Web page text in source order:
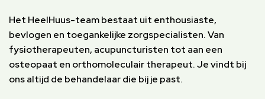
Het HeelHuus-team bestaat uit enthousiaste,
bevlogen en toegankelijke zorgspecialisten. Van
fysiotherapeuten, acupuncturisten tot aan een
osteopaat en orthomoleculair therapeut. Je vindt bij
ons altijd de behandelaar die bij je past.